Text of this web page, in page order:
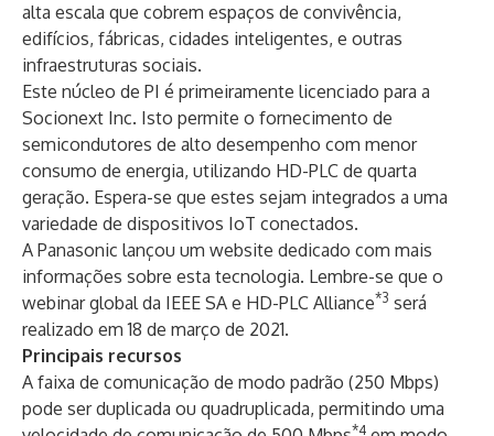
alta escala que cobrem espaços de convivência,
edifícios, fábricas, cidades inteligentes, e outras
infraestruturas sociais.
Este núcleo de PI é primeiramente licenciado para a
Socionext Inc. Isto permite o fornecimento de
semicondutores de alto desempenho com menor
consumo de energia, utilizando HD-PLC de quarta
geração. Espera-se que estes sejam integrados a uma
variedade de dispositivos IoT conectados.
A Panasonic lançou um website dedicado com mais
informações sobre esta tecnologia. Lembre-se que o
webinar global da IEEE SA e HD-PLC Alliance*3 será
realizado em 18 de março de 2021.
Principais recursos
A faixa de comunicação de modo padrão (250 Mbps)
pode ser duplicada ou quadruplicada, permitindo uma
*4